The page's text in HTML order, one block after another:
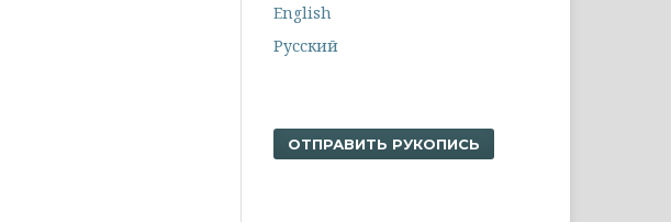
English
Русский
ОТПРАВИТЬ РУКОПИСЬ